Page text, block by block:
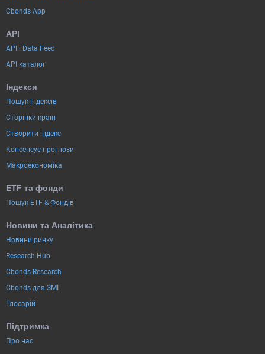
Cbonds App
API
API і Data Feed
API каталог
Індекси
Пошук індексів
Сторінки країн
Створити індекс
Консенсус-прогнози
Макроекономіка
ETF та фонди
Пошук ETF & Фондів
Новини та Аналітика
Новини ринку
Research Hub
Cbonds Research
Cbonds для ЗМІ
Глосарій
Підтримка
Про нас